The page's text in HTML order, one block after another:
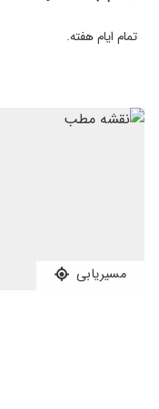
تمام ایام هفته.
مسیریابی